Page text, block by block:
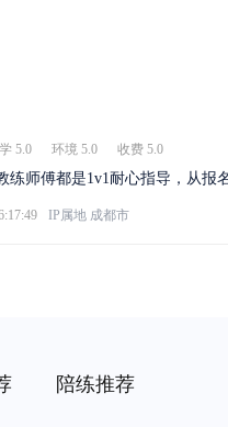
5.0 环境 5.0 收费 5.0
练师傅都是1v1耐心指导，从报
IP属地 成都市
陪练推荐